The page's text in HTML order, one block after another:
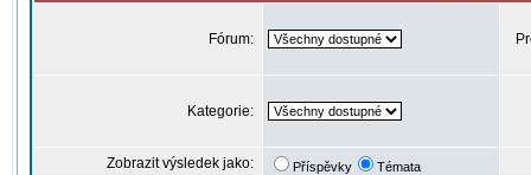
Fórum:
Kategorie:
Zobrazit výsledek jako: Příspěvky Témata